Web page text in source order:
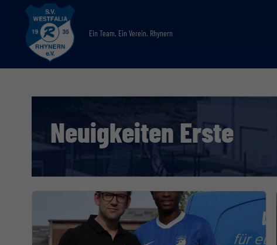
Ein Team. Ein Verein. Rhynern
Neuigkeiten Erste